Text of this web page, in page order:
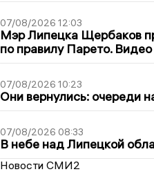
07/08/2026 12:03
Мэр Липецка Щербаков
по правилу Парето. Видео
07/08/2026 10:23
Они вернулись: очереди
07/08/2026 08:33
В небе над Липецкой
Новости СМИ2